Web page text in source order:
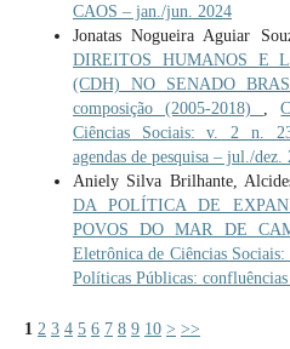
CAOS – jan./jun. 2024
Jonatas Nogueira Aguiar
DIREITOS HUMANOS E
(CDH) NO SENADO
composição (2005-2018)
,
Ciências Sociais: v. 2 n.
agendas de pesquisa – jul./dez.
Aniely Silva Brilhante,
DA POLÍTICA DE
POVOS DO MAR DE
Eletrônica de Ciências
Políticas Públicas:
1 2 3 4 5 6 7 8 9 10 > >>